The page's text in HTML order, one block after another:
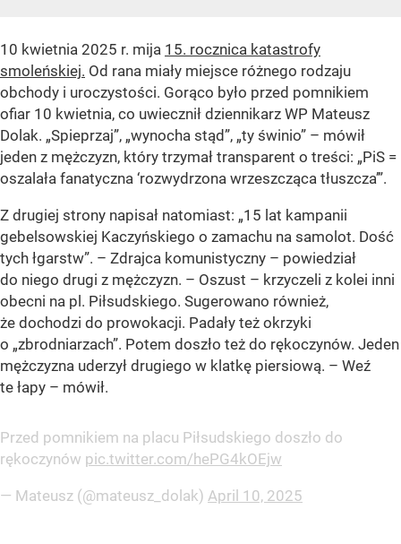
10 kwietnia 2025 r. mija 15. rocznica katastrofy
smoleńskiej. Od rana miały miejsce różnego rodzaju
obchody i uroczystości. Gorąco było przed pomnikiem
ofiar 10 kwietnia, co uwiecznił dziennikarz WP Mateusz
Dolak. „Spieprzaj”, „wynocha stąd”, „ty świnio” – mówił
jeden z mężczyzn, który trzymał transparent o treści: „PiS =
oszalała fanatyczna ‘rozwydrzona wrzeszcząca tłuszcza’”.
Z drugiej strony napisał natomiast: „15 lat kampanii
gebelsowskiej Kaczyńskiego o zamachu na samolot. Dość
tych łgarstw”. – Zdrajca komunistyczny – powiedział
do niego drugi z mężczyzn. – Oszust – krzyczeli z kolei inni
obecni na pl. Piłsudskiego. Sugerowano również,
że dochodzi do prowokacji. Padały też okrzyki
o „zbrodniarzach”. Potem doszło też do rękoczynów. Jeden
mężczyzna uderzył drugiego w klatkę piersiową. – Weź
te łapy – mówił.
Przed pomnikiem na placu Piłsudskiego doszło do
rękoczynów pic.twitter.com/hePG4kOEjw
— Mateusz (@mateusz_dolak) April 10, 2025